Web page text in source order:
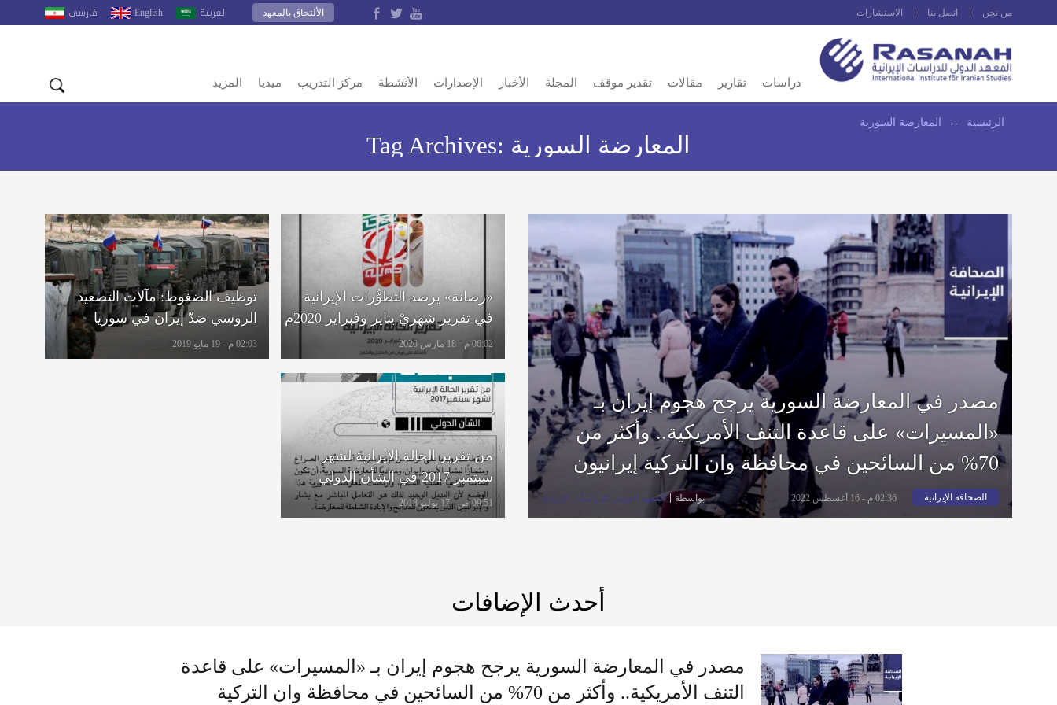
من نحن اتصل بنا الاستشارات العربية English فارسى الألتحاق بالمعهد
دراسات تقارير مقالات تقدير موقف المجلة الأخبار الإصدارات الأنشطة مركز التدريب ميديا المزيد
الرئيسية ← المعارضة السورية
Tag Archives: المعارضة السورية
مصدر في المعارضة السورية يرجح هجوم إيران بـ
«المسيرات» على قاعدة التنف الأمريكية.. وأكثر من
70% من السائحين في محافظة وان التركية إيرانيون
الصحافة الإيرانية 02:36 م - 16 أغسطس 2022 بواسطة المعهد الدولي للدراسات الإيرانية
«رصانة» يرصد التطوُّرات الإيرانية
في تقرير شهريْ يناير وفبراير 2020م
06:02 م - 18 مارس 2020
توظيف الضغوط: مآلات التصعيد
الروسي ضدّ إيران في سوريا
02:03 م - 19 مايو 2019
من تقرير الحالة الإيرانية لشهر
سبتمبر 2017 في الشأن الدولي
09:51 ص - 17 يوليو 2018
أحدث الإضافات
مصدر في المعارضة السورية يرجح هجوم إيران بـ «المسيرات» على قاعدة
التنف الأمريكية.. وأكثر من 70% من السائحين في محافظة وان التركية